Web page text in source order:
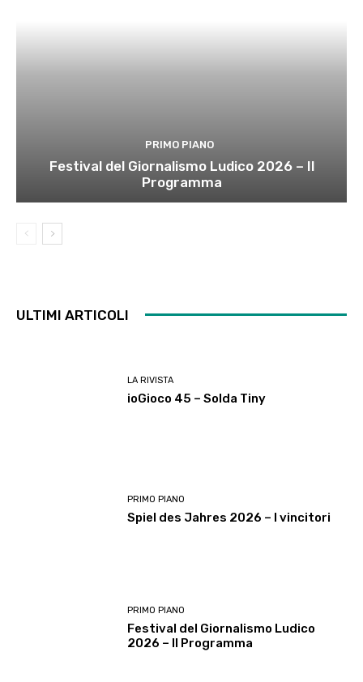
PRIMO PIANO
Festival del Giornalismo Ludico 2026 – Il
Programma
ULTIMI ARTICOLI
LA RIVISTA
ioGioco 45 – Solda Tiny
PRIMO PIANO
Spiel des Jahres 2026 – I vincitori
PRIMO PIANO
Festival del Giornalismo Ludico
2026 – Il Programma